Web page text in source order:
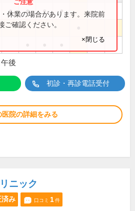
● ● ● ●
休業の場合があります。来院前
ご確認ください。
×閉じる
後
初診・再診電話受付
医院の詳細をみる
ニック
済み 口コミ 1件